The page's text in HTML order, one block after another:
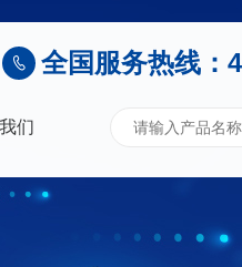
全国服务热线：
们